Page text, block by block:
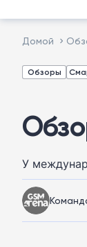
Домой
Обзоры
У